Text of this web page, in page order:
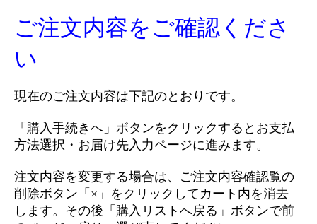
ご注文内容をご確認くださ
い
現在のご注文内容は下記のとおりです。
「購入手続きへ」ボタンをクリックするとお支払
方法選択・お届け先入力ページに進みます。
注文内容を変更する場合は、ご注文内容確認覧の
削除ボタン「×」をクリックしてカート内を消去
します。その後「購入リストへ戻る」ボタンで前